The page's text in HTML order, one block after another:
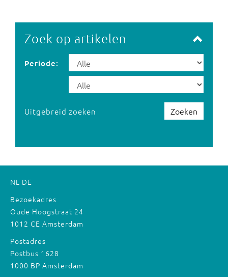
Zoek op artikelen
Periode:
Zoeken
Uitgebreid zoeken
NL DE
Bezoekadres
Oude Hoogstraat 24
1012 CE Amsterdam
Postadres
Postbus 1628
1000 BP Amsterdam